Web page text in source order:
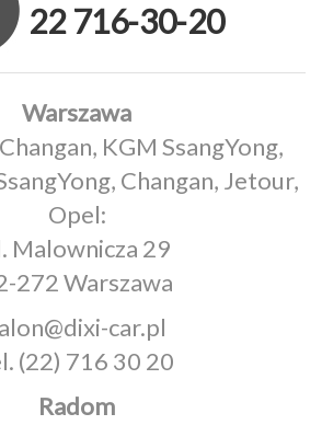
22 716-30-20
Warszawa
KGM SsangYong,
Changan, Jetour,
Opel:
Malownicza 29
272 Warszawa
car.pl
(22) 716 30 20
Radom